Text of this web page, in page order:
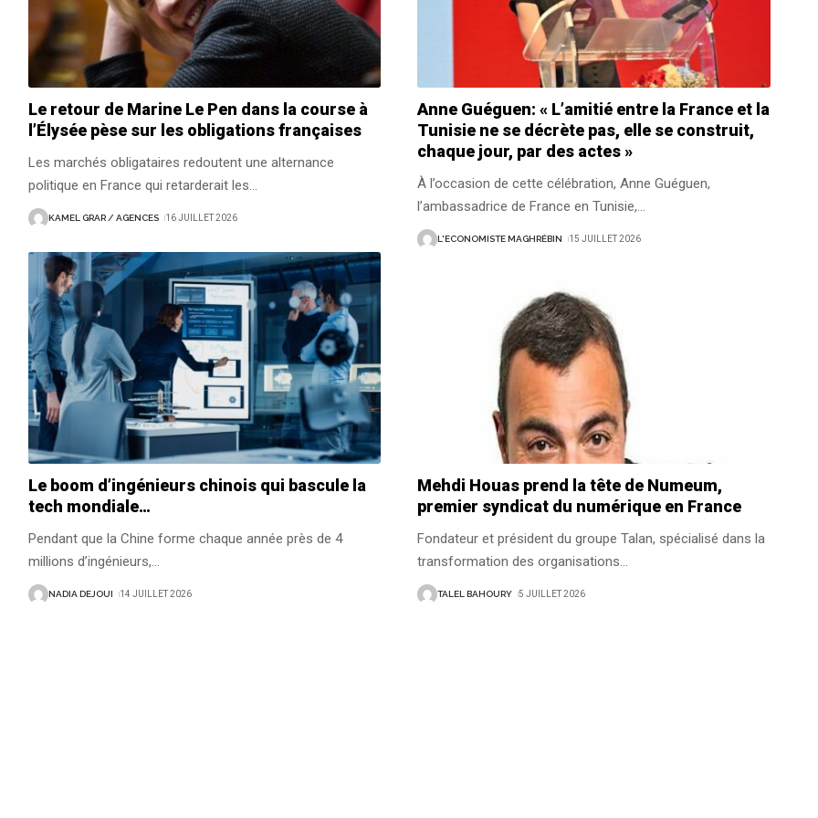
Le retour de Marine Le Pen dans la course à
l’Élysée pèse sur les obligations françaises
Les marchés obligataires redoutent une alternance
politique en France qui retarderait les…
KAMEL GRAR / AGENCES 16 JUILLET 2026
Anne Guéguen: « L’amitié entre la France et la
Tunisie ne se décrète pas, elle se construit,
chaque jour, par des actes »
À l’occasion de cette célébration, Anne Guéguen,
l’ambassadrice de France en Tunisie,…
L'ECONOMISTE MAGHRÉBIN 15 JUILLET 2026
Le boom d’ingénieurs chinois qui bascule la
tech mondiale…
Pendant que la Chine forme chaque année près de 4
millions d’ingénieurs,…
NADIA DEJOUI 14 JUILLET 2026
Mehdi Houas prend la tête de Numeum,
premier syndicat du numérique en France
Fondateur et président du groupe Talan, spécialisé dans la
transformation des organisations…
TALEL BAHOURY 5 JUILLET 2026